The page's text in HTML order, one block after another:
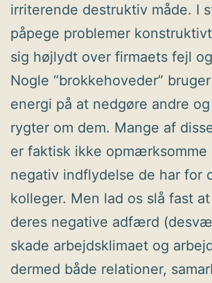
irriterende destruktiv måde. I
påpege problemer
sig højlydt over firmaets fejl
Nogle “brokkehoveder”
energi på at nedgøre andre
rygter om dem. Mange af
er faktisk ikke opmærksomme
negativ indflydelse de har for
kolleger. Men lad os slå fast
deres negative adfærd
skade arbejdsklimaet og
dermed både relationer,